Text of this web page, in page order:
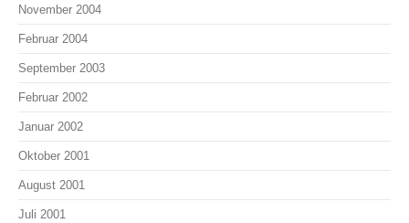
November 2004
Februar 2004
September 2003
Februar 2002
Januar 2002
Oktober 2001
August 2001
Juli 2001